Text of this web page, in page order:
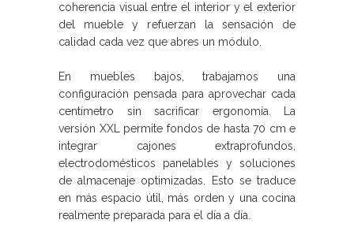
coherencia visual entre el interior y el exterior
del mueble y refuerzan la sensación de
calidad cada vez que abres un módulo.
En muebles bajos, trabajamos una
configuración pensada para aprovechar cada
centímetro sin sacrificar ergonomía. La
versión XXL permite fondos de hasta 70 cm e
integrar cajones extraprofundos,
electrodomésticos panelables y soluciones
de almacenaje optimizadas. Esto se traduce
en más espacio útil, más orden y una cocina
realmente preparada para el día a día.